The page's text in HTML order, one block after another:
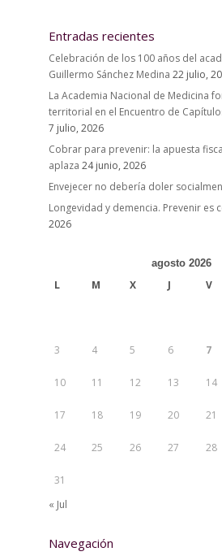
Entradas recientes
Celebración de los 100 años del
Guillermo Sánchez Medina 22 julio,
La Academia Nacional de Medicina
territorial en el Encuentro de
7 julio, 2026
Cobrar para prevenir: la apuesta
aplaza 24 junio, 2026
Envejecer no debería doler
Longevidad y demencia. Prevenir es
2026
agosto 2026
L M X J V
3 4 5 6 7
10 11 12 13 14
17 18 19 20 21
24 25 26 27 28
31
« Jul
Navegación